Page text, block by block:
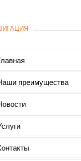
преимущества